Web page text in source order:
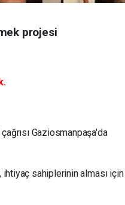
projesi
Gaziosmanpaşa'da
ihtiyaç sahiplerinin alması için